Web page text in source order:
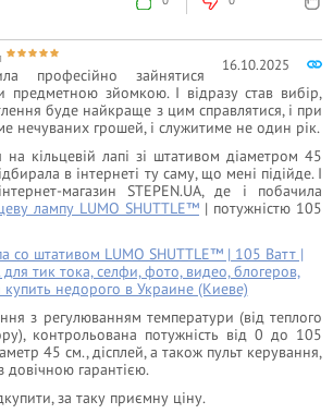
16.10.2025
професійно зайнятися
предметною зйомкою. І відразу став вибір,
буде найкраще з цим справлятися, і при
нечуваних грошей, і служитиме не один рік.
на кільцевій лапі зі штативом діаметром 45
в інтернеті ту саму, що мені підійде. І
магазин STEPEN.UA, де і побачила
лампу LUMO SHUTTLE™ | потужністю 105
з регулюванням температури (від теплого
контрольована потужність від 0 до 105
45 см., дісплей, а також пульт керування,
довічною гарантією.
за таку приємну ціну.